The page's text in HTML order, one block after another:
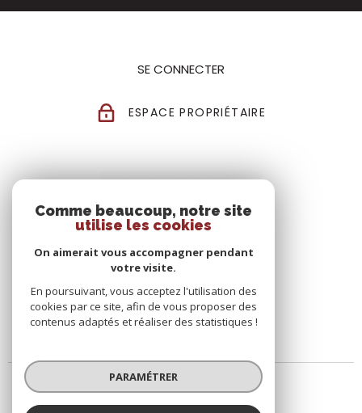
SE CONNECTER
ESPACE PROPRIÉTAIRE
Comme beaucoup, notre site
utilise les cookies
On aimerait vous accompagner pendant
votre visite.
En poursuivant, vous acceptez l'utilisation des
cookies par ce site, afin de vous proposer des
contenus adaptés et réaliser des statistiques !
PARAMÉTRER